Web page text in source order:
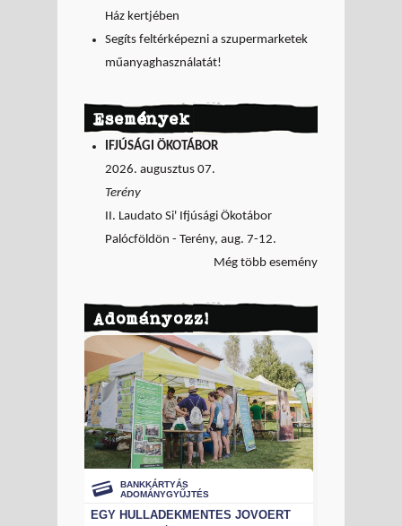
Ház kertjében
Segíts feltérképezni a szupermarketek
műanyaghasználatát!
Események
IFJÚSÁGI ÖKOTÁBOR
2026. augusztus 07.
Terény
II. Laudato Si' Ifjúsági Ökotábor
Palócföldön - Terény, aug. 7-12.
Még több esemény
Adományozz!